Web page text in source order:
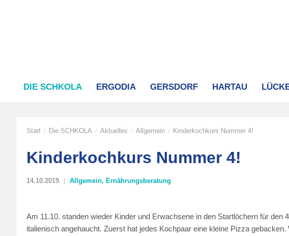
DIE SCHKOLA ERGODIA GERSDORF HARTAU
Start / Die SCHKOLA / Aktuelles / Allgemein / Kinderkochkurs Nummer 4!
Kinderkochkurs Nummer 4!
14.10.2019 Allgemein, Ernährungsberatung
Am 11.10. standen wieder Kinder und Erwachsene in den Startlöchern für
italienisch angehaucht. Zuerst hat jedes Kochpaar eine kleine Pizza